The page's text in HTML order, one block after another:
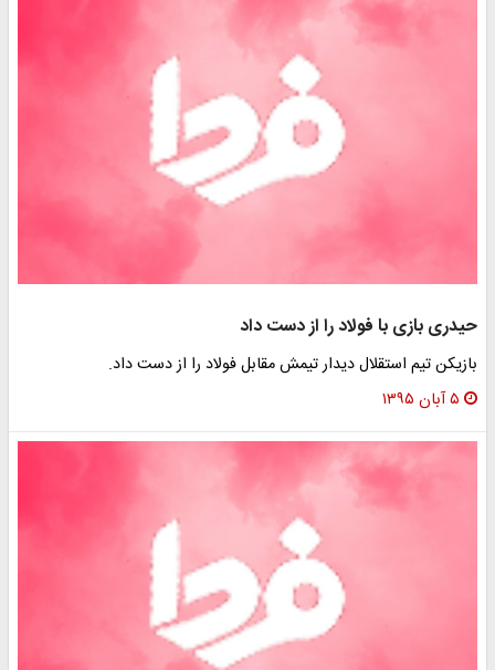
حیدری بازی با فولاد را از دست داد
بازیکن تیم استقلال دیدار تیمش مقابل فولاد را از دست داد.
۵ آبان ۱۳۹۵